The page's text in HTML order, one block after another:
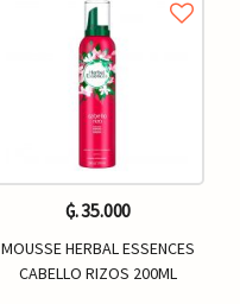
₲. 35.000
MOUSSE HERBAL ESSENCES
CABELLO RIZOS 200ML